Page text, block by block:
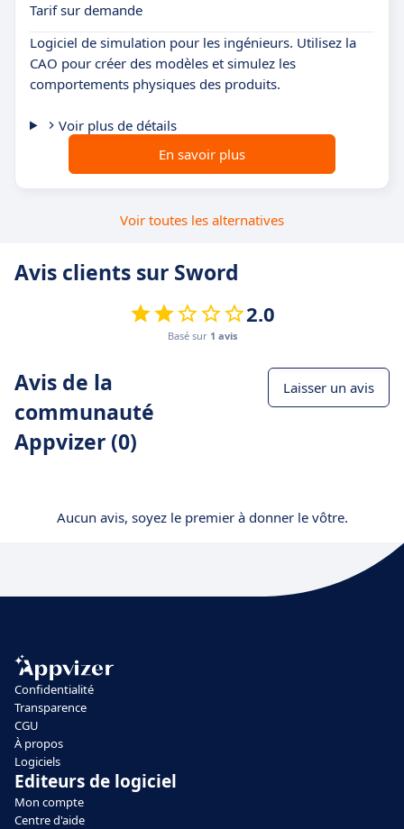
Tarif sur demande
Logiciel de simulation pour les ingénieurs. Utilisez la
CAO pour créer des modèles et simulez les
comportements physiques des produits.
Voir plus de détails
En savoir plus
Voir toutes les alternatives
Avis clients sur Sword
2.0
Basé sur 1 avis
Avis de la
communauté
Appvizer (0)
Laisser un avis
Aucun avis, soyez le premier à donner le vôtre.
Confidentialité
Transparence
CGU
À propos
Logiciels
Editeurs de logiciel
Mon compte
Centre d'aide